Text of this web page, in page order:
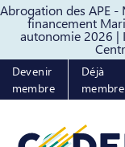
Abrogation des APE
financement
autonomie 2026 |
Passer au
Devenir
membre
Déjà
membre